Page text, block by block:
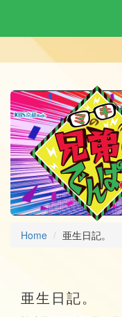
Home 亜生日記。
亜生日記。